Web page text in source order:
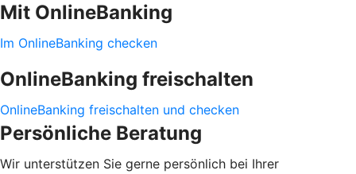
Mit OnlineBanking
Im OnlineBanking checken
OnlineBanking freischalten
OnlineBanking freischalten und checken
Persönliche Beratung
Wir unterstützen Sie gerne persönlich bei Ihrer